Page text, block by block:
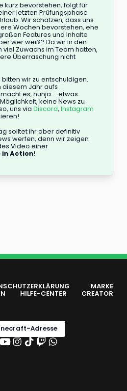
kurz bevorstehen, folgt für
letzten Prüfungsphase
Wir schätzen, dass uns
Wochen bevorstehen, ehe
Features und Inhalte
wer weiß? Da wir in den
Zuwachs im Team hatten,
Überraschung nicht
wir zu entschuldigen.
diesem Jahr aufs
es, nunja ... etwas
keine News zu
uns via Discord, Instagram
solltet ihr aber definitiv
werfen, denn wir zeigen
Video einer
Action!
MARKE
HILFE-CENTER CREATOR
Adresse